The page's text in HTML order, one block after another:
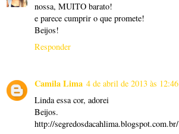
nossa, MUITO barato!
e parece cumprir o que promete!
Beijos!
Responder
Camila Lima 4 de abril de 2013 às 12:46
Linda essa cor, adorei
Beijos.
http://segredosdacahlima.blogspot.com.br/